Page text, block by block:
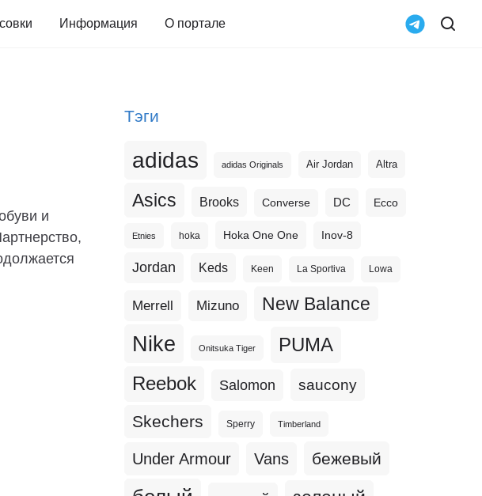
Информация О портале
и
Тэги
adidas adidas Originals Air Jordan Altra
Asics Brooks Converse DC Ecco
Etnies hoka Hoka One One Inov-8
Jordan Keds Keen La Sportiva Lowa
Merrell Mizuno New Balance
Nike Onitsuka Tiger PUMA
Reebok Salomon saucony
Skechers Sperry Timberland
Under Armour Vans бежевый